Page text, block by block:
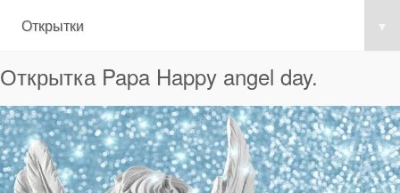
Открытки ▾
Открытка Papa Happy angel day.